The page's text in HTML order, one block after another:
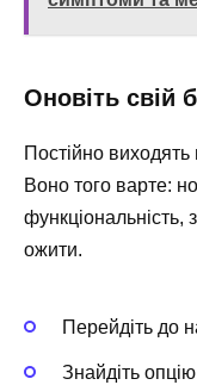
Оновіть свій
Постійно
Воно того варте:
ожити.
Перейдіть до
Знайдіть